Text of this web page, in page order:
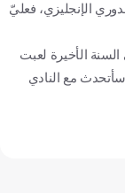
الإنجليزي، فعليّ
الأخيرة لعبت
مع النادي